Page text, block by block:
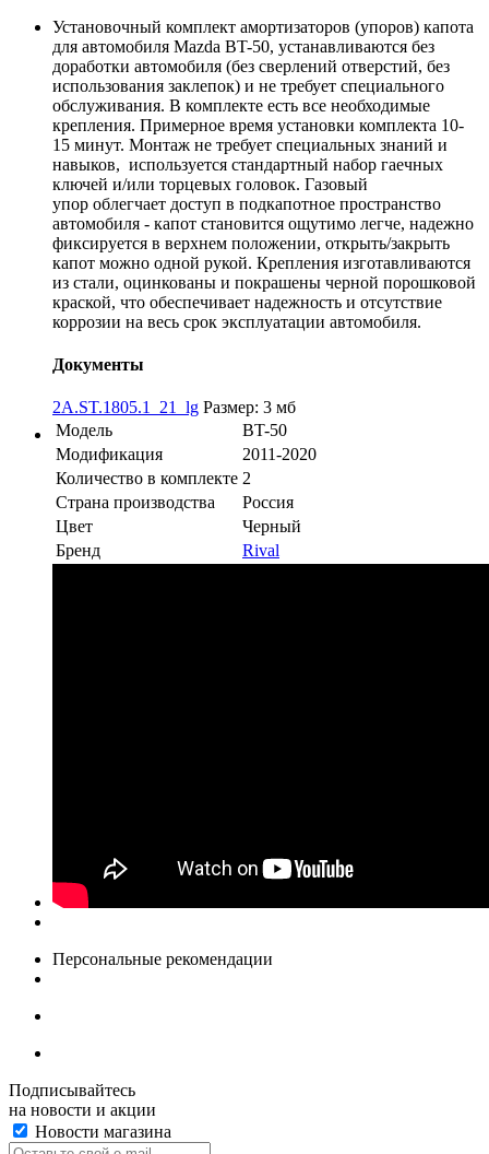
Установочный комплект амортизаторов (упоров) капота
для автомобиля Mazda BT-50, устанавливаются без
доработки автомобиля (без сверлений отверстий, без
использования заклепок) и не требует специального
обслуживания. В комплекте есть все необходимые
крепления. Примерное время установки комплекта 10-
15 минут. Монтаж не требует специальных знаний и
навыков, используется стандартный набор гаечных
ключей и/или торцевых головок. Газовый
упор облегчает доступ в подкапотное пространство
автомобиля - капот становится ощутимо легче, надежно
фиксируется в верхнем положении, открыть/закрыть
капот можно одной рукой. Крепления изготавливаются
из стали, оцинкованы и покрашены черной порошковой
краской, что обеспечивает надежность и отсутствие
коррозии на весь срок эксплуатации автомобиля.
Документы
2A.ST.1805.1_21_lg Размер: 3 мб
Модель
BT-50
Модификация
2011-2020
Количество в комплекте 2
Страна производства
Россия
Цвет
Черный
Бренд
Rival
Персональные рекомендации
Подписывайтесь
на новости и акции
Новости магазина